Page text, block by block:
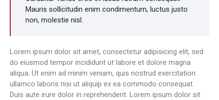
Mauris sollicitudin enim condimentum, luctus justo
non, molestie nisl.
Lorem ipsum dolor sit amet, consectetur adipisicing elit, sed
do eiusmod tempor incididunt ut labore et dolore magna
aliqua. Ut enim ad minim veniam, quis nostrud exercitation
ullamco laboris nisi ut aliquip ex ea commodo consequat.
Duis aute irure dolor in reprehenderit. Lorem ipsum dolor sit